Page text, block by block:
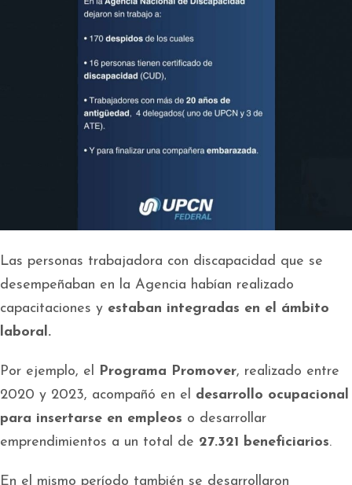
Las personas trabajadora con discapacidad que se
desempeñaban en la Agencia habían realizado
capacitaciones y estaban integradas en el ámbito
laboral.
Por ejemplo, el Programa Promover, realizado entre
2020 y 2023, acompañó en el desarrollo ocupacional
para insertarse en empleos o desarrollar
emprendimientos a un total de 27.321 beneficiarios.
En el mismo período también se desarrollaron